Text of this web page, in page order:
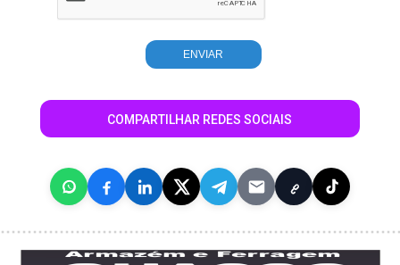
COMPARTILHAR REDES SOCIAIS